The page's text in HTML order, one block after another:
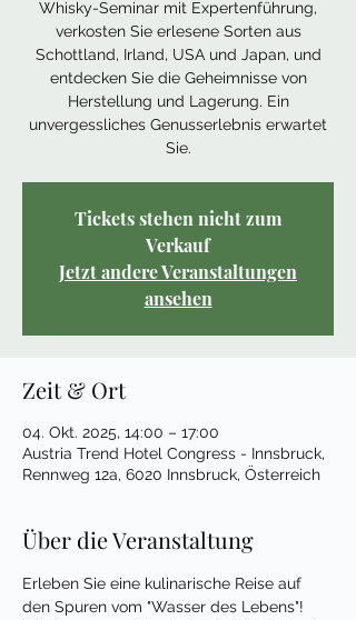
Whisky-Seminar mit Expertenführung,
verkosten Sie erlesene Sorten aus
Schottland, Irland, USA und Japan, und
entdecken Sie die Geheimnisse von
Herstellung und Lagerung. Ein
unvergessliches Genusserlebnis erwartet
Sie.
Tickets stehen nicht zum
Verkauf
Jetzt andere Veranstaltungen
ansehen
Zeit & Ort
04. Okt. 2025, 14:00 – 17:00
Austria Trend Hotel Congress - Innsbruck,
Rennweg 12a, 6020 Innsbruck, Österreich
Über die Veranstaltung
Erleben Sie eine kulinarische Reise auf
den Spuren vom "Wasser des Lebens"!